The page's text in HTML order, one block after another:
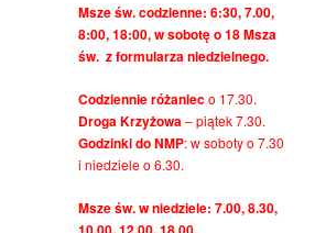
Msze św. codzienne: 6:30, 7.00,
8:00, 18:00, w sobotę o 18 Msza
św. z formularza niedzielnego.
Codziennie różanieco 17.30.
Droga Krzyżowa– piątek 7.30.
Godzinki do NMP: w soboty o 7.30
i niedziele o 6.30.
Msze św. w niedziele: 7.00, 8.30,